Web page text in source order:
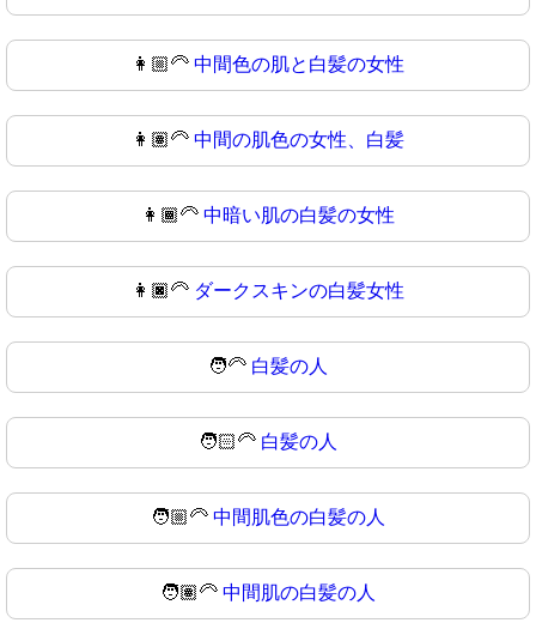
👩🏼‍🦳 中間色の肌と白髪の女性
👩🏽‍🦳 中間の肌色の女性、白髪
👩🏾‍🦳 中暗い肌の白髪の女性
👩🏿‍🦳 ダークスキンの白髪女性
🧑‍🦳 白髪の人
🧑🏻‍🦳 白髪の人
🧑🏼‍🦳 中間肌色の白髪の人
🧑🏽‍🦳 中間肌の白髪の人